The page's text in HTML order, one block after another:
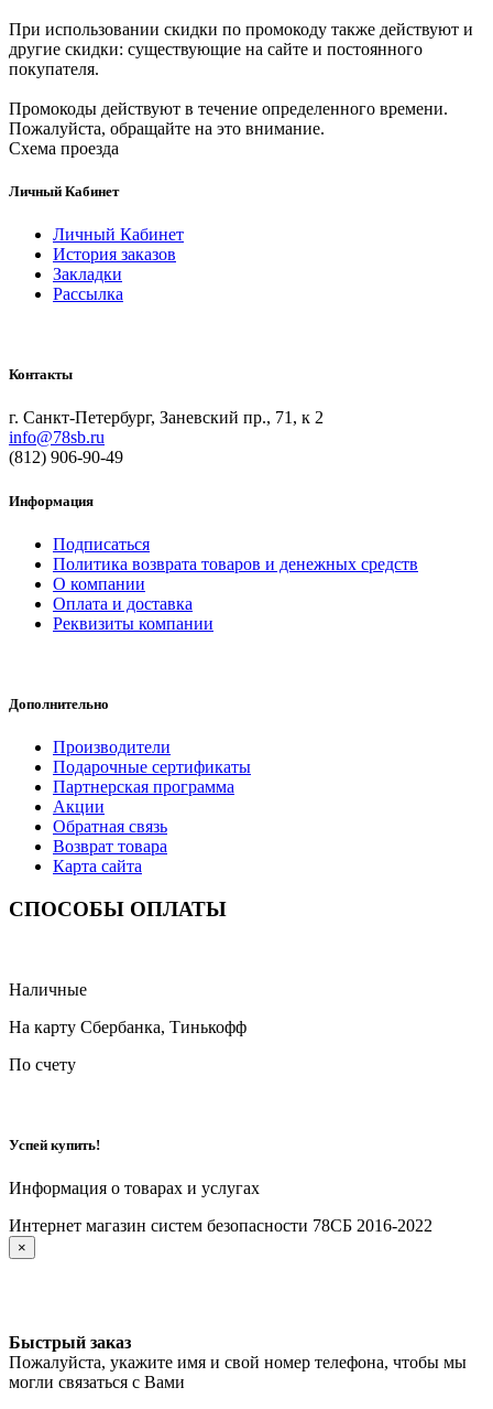
При использовании скидки по промокоду также действуют и
другие скидки: существующие на сайте и постоянного
покупателя.
Промокоды действуют в течение определенного времени.
Пожалуйста, обращайте на это внимание.
Схема проезда
Личный Кабинет
Личный Кабинет
История заказов
Закладки
Рассылка
Контакты
г. Санкт-Петербург, Заневский пр., 71, к 2
info@78sb.ru
(812) 906-90-49
Информация
Подписаться
Политика возврата товаров и денежных средств
О компании
Оплата и доставка
Реквизиты компании
Дополнительно
Производители
Подарочные сертификаты
Партнерская программа
Акции
Обратная связь
Возврат товара
Карта сайта
СПОСОБЫ ОПЛАТЫ
Наличные
На карту Сбербанка, Тинькофф
По счету
Успей купить!
Информация о товарах и услугах
Интернет магазин систем безопасности 78СБ 2016-2022
×
Быстрый заказ
Пожалуйста, укажите имя и свой номер телефона, чтобы мы
могли связаться с Вами